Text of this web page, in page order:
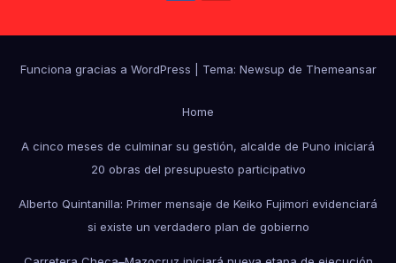
Funciona gracias a WordPress Tema: Newsup de Themeansar
Home
A cinco meses de culminar su gestión, alcalde de Puno iniciará
20 obras del presupuesto participativo
Alberto Quintanilla: Primer mensaje de Keiko Fujimori evidenciará
si existe un verdadero plan de gobierno